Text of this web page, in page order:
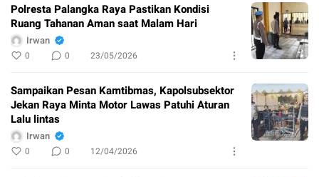
Polresta Palangka Raya Pastikan Kondisi
Ruang Tahanan Aman saat Malam Hari
Irwan
0 0 23/05/2026
Sampaikan Pesan Kamtibmas, Kapolsubsektor
Jekan Raya Minta Motor Lawas Patuhi Aturan
Lalu lintas
Irwan
0 0 12/04/2026